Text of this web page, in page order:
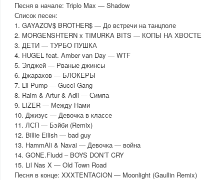
Песня в начале: Triplo Max — Shadow
Список песен:
1. GAYAZOV$ BROTHER$ — До встречи на танцполе
2. MORGENSHTERN x TIMURKA BITS — КОПЫ НА ХВОСТЕ
3. ДЕТИ — ТУРБО ПУШКА
4. HUGEL feat. Amber van Day — WTF
5. Элджей — Рваные джинсы
6. Джарахов — БЛОКЕРЫ
7. Lil Pump — Gucci Gang
8. Raim & Artur & Adil — Симпа
9. LIZER — Между Нами
10. Джизус — Девочка в классе
11. ЛСП — Бэйби (Remix)
12. Billie Eilish — bad guy
13. HammAli & Navai — Девочка — война
14. GONE.Fludd – BOYS DON’T CRY
15. Lil Nas X — Old Town Road
Песня в конце: XXXTENTACION — Moonlight (Gaullin Remix)